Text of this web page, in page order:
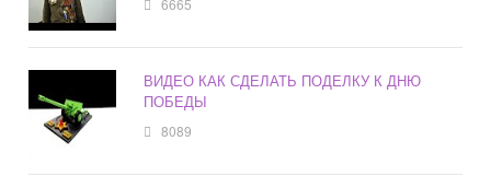
6665
ВИДЕО КАК СДЕЛАТЬ ПОДЕЛКУ К ДНЮ
ПОБЕДЫ
8089